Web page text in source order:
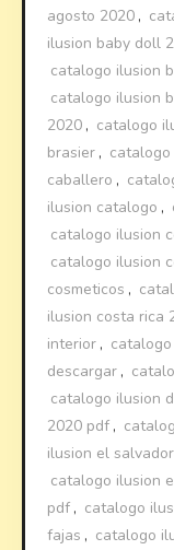
agosto 2020 ,
ilusion baby doll
catalogo ilusion
catalogo ilusion
2020 , catalogo
brasier ,
caballero ,
ilusion catalogo ,
catalogo ilusion
catalogo ilusion
cosmeticos ,
ilusion costa rica
interior ,
descargar ,
catalogo ilusion
2020 pdf ,
ilusion el salvador
catalogo ilusion
pdf , catalogo
fajas , catalogo